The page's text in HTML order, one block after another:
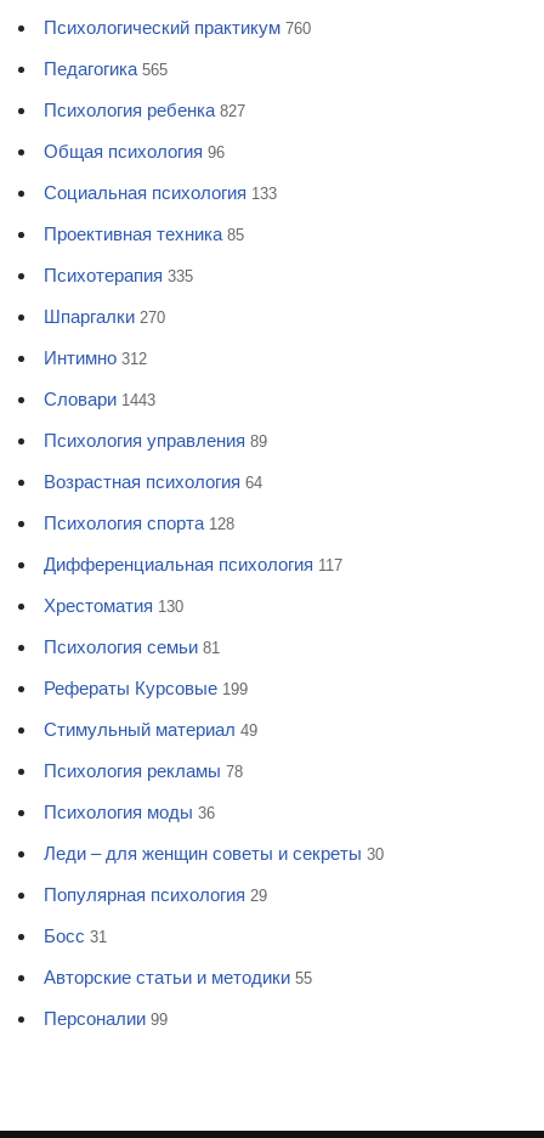
Психологический практикум 760
Педагогика 565
Психология ребенка 827
Общая психология 96
Социальная психология 133
Проективная техника 85
Психотерапия 335
Шпаргалки 270
Интимно 312
Словари 1443
Психология управления 89
Возрастная психология 64
Психология спорта 128
Дифференциальная психология 117
Хрестоматия 130
Психология семьи 81
Рефераты Курсовые 199
Стимульный материал 49
Психология рекламы 78
Психология моды 36
Леди – для женщин советы и секреты 30
Популярная психология 29
Босс 31
Авторские статьи и методики 55
Персоналии 99